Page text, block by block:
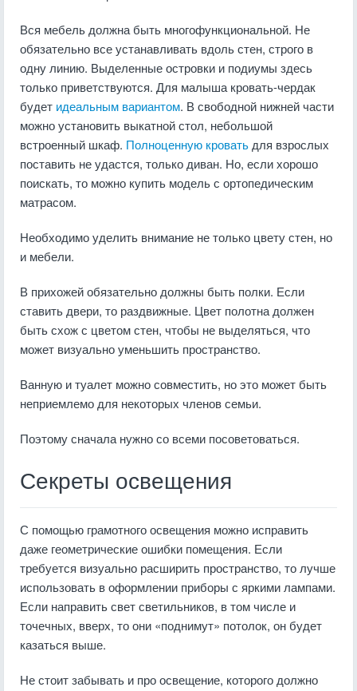
Вся мебель должна быть многофункциональной. Не
обязательно все устанавливать вдоль стен, строго в
одну линию. Выделенные островки и подиумы здесь
только приветствуются. Для малыша кровать-чердак
будет идеальным вариантом. В свободной нижней части
можно установить выкатной стол, небольшой
встроенный шкаф. Полноценную кровать для взрослых
поставить не удастся, только диван. Но, если хорошо
поискать, то можно купить модель с ортопедическим
матрасом.
Необходимо уделить внимание не только цвету стен, но
и мебели.
В прихожей обязательно должны быть полки. Если
ставить двери, то раздвижные. Цвет полотна должен
быть схож с цветом стен, чтобы не выделяться, что
может визуально уменьшить пространство.
Ванную и туалет можно совместить, но это может быть
неприемлемо для некоторых членов семьи.
Поэтому сначала нужно со всеми посоветоваться.
Секреты освещения
С помощью грамотного освещения можно исправить
даже геометрические ошибки помещения. Если
требуется визуально расширить пространство, то лучше
использовать в оформлении приборы с яркими лампами.
Если направить свет светильников, в том числе и
точечных, вверх, то они «поднимут» потолок, он будет
казаться выше.
Не стоит забывать и про освещение, которого должно